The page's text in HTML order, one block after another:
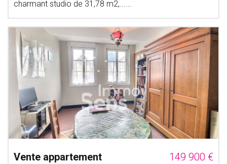
charmant studio de 31,78 m2,......
Vente appartement
149 900 €